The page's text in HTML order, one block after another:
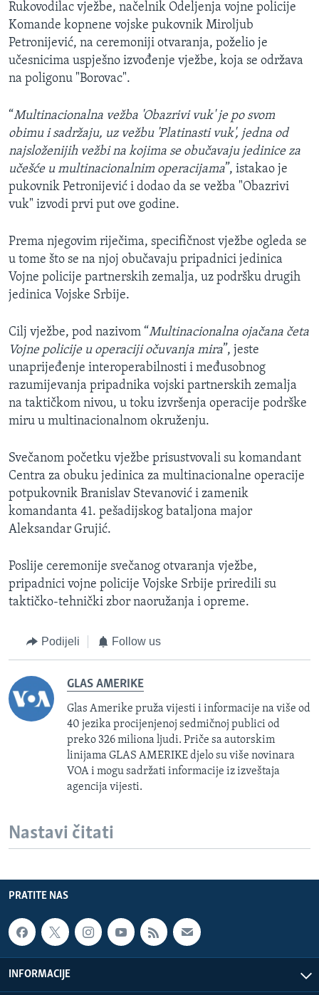
Rukovodilac vježbe, načelnik Odeljenja vojne policije
Komande kopnene vojske pukovnik Miroljub
Petronijević, na ceremoniji otvaranja, poželio je
učesnicima uspješno izvođenje vježbe, koja se održava
na poligonu "Borovac".
“Multinacionalna vežba 'Obazrivi vuk' je po svom
obimu i sadržaju, uz vežbu 'Platinasti vuk', jedna od
najsloženijih vežbi na kojima se obučavaju jedinice za
učešće u multinacionalnim operacijama”, istakao je
pukovnik Petronijević i dodao da se vežba "Obazrivi
vuk" izvodi prvi put ove godine.
Prema njegovim riječima, specifičnost vježbe ogleda se
u tome što se na njoj obučavaju pripadnici jedinica
Vojne policije partnerskih zemalja, uz podršku drugih
jedinica Vojske Srbije.
Cilj vježbe, pod nazivom “Multinacionalna ojačana četa
Vojne policije u operaciji očuvanja mira”, jeste
unaprijeđenje interoperabilnosti i međusobnog
razumijevanja pripadnika vojski partnerskih zemalja
na taktičkom nivou, u toku izvršenja operacije podrške
miru u multinacionalnom okruženju.
Svečanom početku vježbe prisustvovali su komandant
Centra za obuku jedinica za multinacionalne operacije
potpukovnik Branislav Stevanović i zamenik
komandanta 41. pešadijskog bataljona major
Aleksandar Grujić.
Poslije ceremonije svečanog otvaranja vježbe,
pripadnici vojne policije Vojske Srbije priredili su
taktičko-tehnički zbor naoružanja i opreme.
Podijeli Follow us
GLAS AMERIKE
Glas Amerike pruža vijesti i informacije na više od
40 jezika procijenjenoj sedmičnoj publici od
preko 326 miliona ljudi. Priče sa autorskim
linijama GLAS AMERIKE djelo su više novinara
VOA i mogu sadržati informacije iz izveštaja
agencija vijesti.
Nastavi čitati
PRATITE NAS
INFORMACIJE